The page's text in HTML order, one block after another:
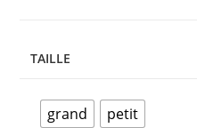
TAILLE
grand petit